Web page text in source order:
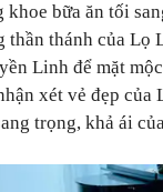
khoe bữa ăn tối
thần thánh của Lọ
Linh để mặt
xét vẻ đẹp
trọng, khả ái